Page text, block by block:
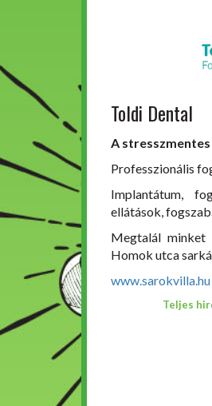
Toldi Dental
A
Professzionális
Implantátum,
ellátások,
Megtalál
Homok utca
www.sarokvilla.hu
Teljes